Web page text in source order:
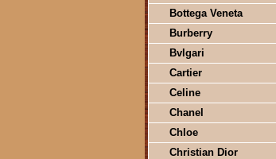
Bottega Veneta
Burberry
Bvlgari
Cartier
Celine
Chanel
Chloe
Christian Dior